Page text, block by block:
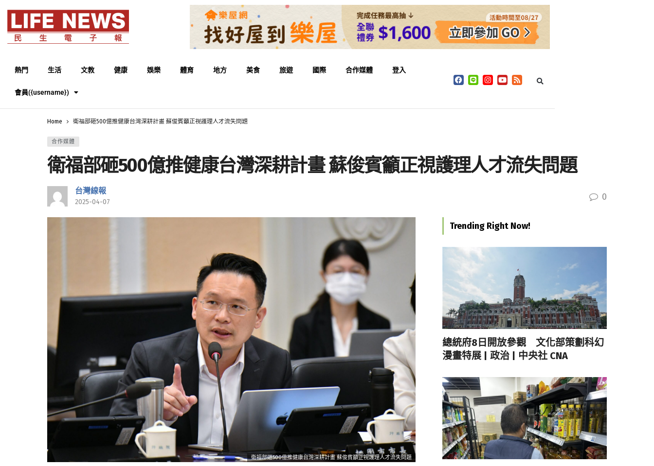
熱門 生活 文教 健康 娛樂 體育 地方 美食 旅遊 國際 合作媒體 登入
會員({username})
Home 衛福部砸500億推健康台灣深耕計畫 蘇俊賓籲正視護理人才流失問題
合作媒體
衛福部砸500億推健康台灣深耕計畫 蘇俊賓籲正視護理人才流失問題
台灣線報
2025-04-07 0
衛福部砸500億推健康台灣深耕計畫 蘇俊賓籲正視護理人才流失問題
Trending Right Now!
總統府8日開放參觀 文化部策劃科幻
漫畫特展 | 政治 | 中央社 CNA